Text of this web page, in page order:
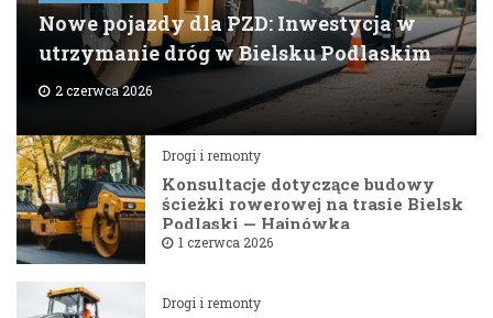
Nowe pojazdy dla PZD: Inwestycja w
utrzymanie dróg w Bielsku Podlaskim
2 czerwca 2026
Drogi i remonty
Konsultacje dotyczące budowy
ścieżki rowerowej na trasie Bielsk
Podlaski — Hajnówka
1 czerwca 2026
Drogi i remonty